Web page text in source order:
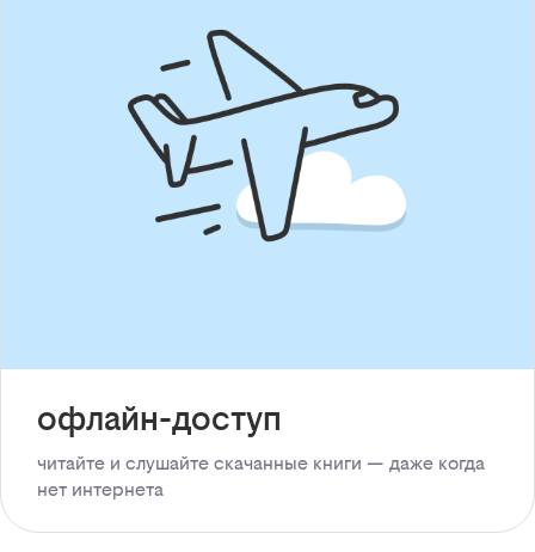
офлайн-доступ
читайте и слушайте скачанные книги — даже когда
нет интернета